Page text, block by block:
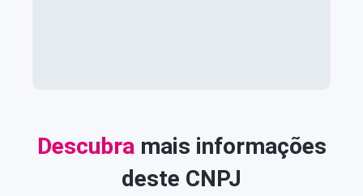
Descubra mais informações
deste CNPJ